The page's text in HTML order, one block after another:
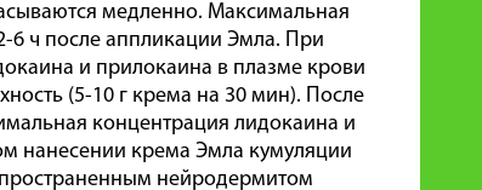
медленно. Максимальная
6 ч после аппликации Эмла. При
и прилокаина в плазме крови
(5-10 г крема на 30 мин). После
концентрация лидокаина и
нанесении крема Эмла кумуляции
нейродермитом